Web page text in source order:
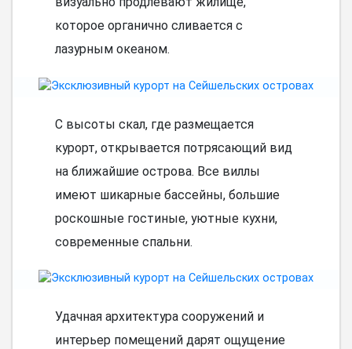
которое органично сливается с
лазурным океаном.
С высоты скал, где размещается
курорт, открывается потрясающий вид
на ближайшие острова. Все виллы
имеют шикарные бассейны, большие
роскошные гостиные, уютные кухни,
современные спальни.
Удачная архитектура сооружений и
интерьер помещений дарят ощущение